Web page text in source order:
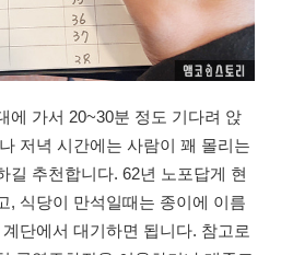
에 가서 20~30분 정도 기다려 앉
저녁 시간에는 사람이 꽤 몰리는
길 추천합니다. 62년 노포답게 현
, 식당이 만석일때는 종이에 이름
단에서 대기하면 됩니다. 참고로